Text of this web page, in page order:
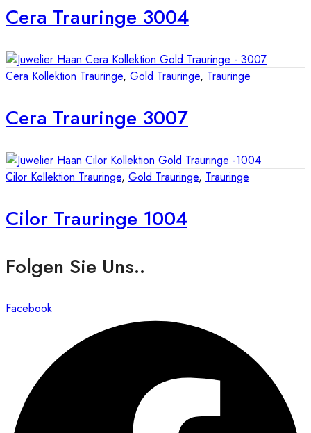
Cera Trauringe 3004
Cera Kollektion Trauringe, Gold Trauringe, Trauringe
Cera Trauringe 3007
Cilor Kollektion Trauringe, Gold Trauringe, Trauringe
Cilor Trauringe 1004
Folgen Sie Uns..
Facebook